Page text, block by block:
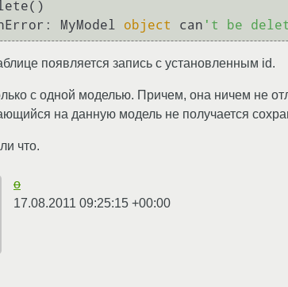
MyModel object can
появляется запись с установленным id.
с одной моделью. Причем, она ничем не
на данную модель не получается
что.
o
17.08.2011 09:25:15 +00:00